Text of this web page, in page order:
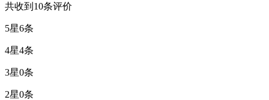
共收到10条评价
5星6条
4星4条
3星0条
2星0条